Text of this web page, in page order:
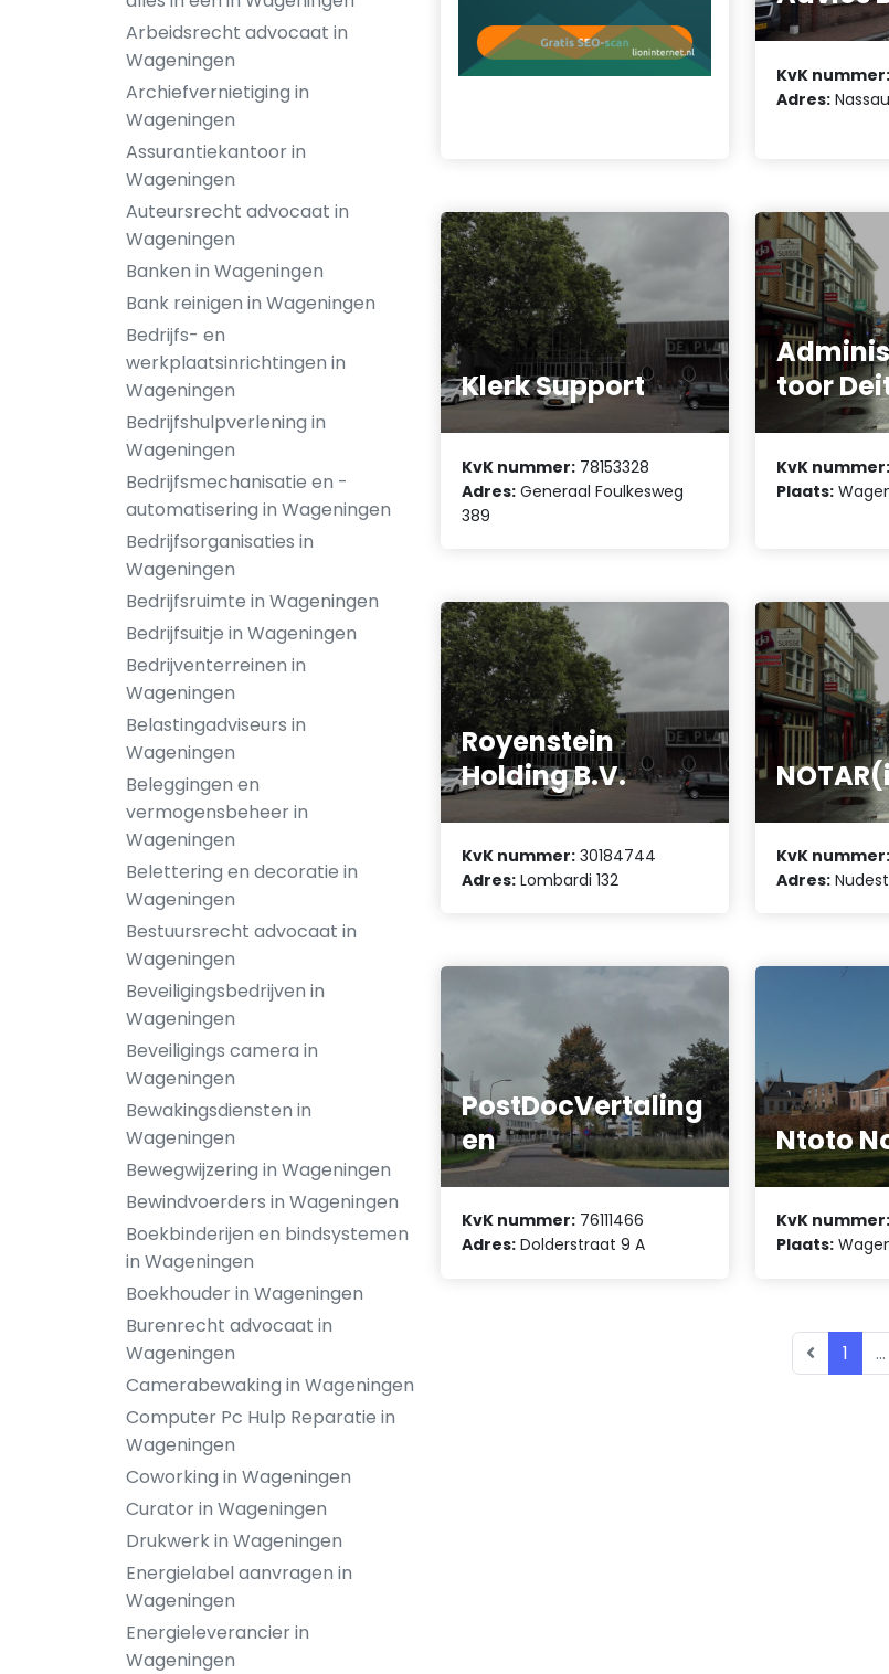
Arbeidsrecht advocaat in
Wageningen
Archiefvernietiging in
Wageningen
Assurantiekantoor in
Wageningen
Auteursrecht advocaat in
Wageningen
Banken in Wageningen
Bank reinigen in Wageningen
Bedrijfs- en
werkplaatsinrichtingen in
Wageningen
Bedrijfshulpverlening in
Wageningen
Bedrijfsmechanisatie en -
automatisering in Wageningen
Bedrijfsorganisaties in
Wageningen
Bedrijfsruimte in Wageningen
Bedrijfsuitje in Wageningen
Bedrijventerreinen in
Wageningen
Belastingadviseurs in
Wageningen
Beleggingen en
vermogensbeheer in
Wageningen
Belettering en decoratie in
Wageningen
Bestuursrecht advocaat in
Wageningen
Beveiligingsbedrijven in
Wageningen
Beveiligings camera in
Wageningen
Bewakingsdiensten in
Wageningen
Bewegwijzering in Wageningen
Bewindvoerders in Wageningen
Boekbinderijen en bindsystemen
in Wageningen
Boekhouder in Wageningen
Burenrecht advocaat in
Wageningen
Camerabewaking in Wageningen
Computer Pc Hulp Reparatie in
Wageningen
Coworking in Wageningen
Curator in Wageningen
Drukwerk in Wageningen
Energielabel aanvragen in
Wageningen
Energieleverancier in
Wageningen
KvK nummer:
Adres:
Klerk Support
KvK nummer: 78153328
Adres: Generaal Foulkesweg
389
toor
KvK nummer:
Plaats:
Royenstein
Holding B.V.
KvK nummer: 30184744
Adres: Lombardi 132
KvK nummer:
Adres:
PostDocVertaling
en
KvK nummer: 76111466
Adres: Dolderstraat 9 A
Ntoto
KvK nummer:
Plaats:
1 ...